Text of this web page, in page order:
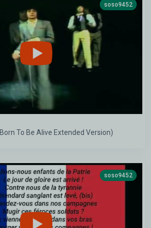
soso9452
Patrick Hernandez Born To Be Alive Extended Version)
soso9452